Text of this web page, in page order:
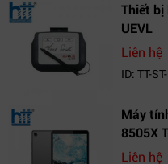
Thiết bị
UEVL
Liên hệ
ID: TT-
Máy
8505X
Liên hệ